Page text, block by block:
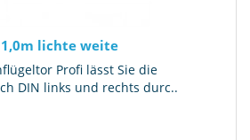
lichte weite
Profi lässt Sie die
DIN links und rechts durc..